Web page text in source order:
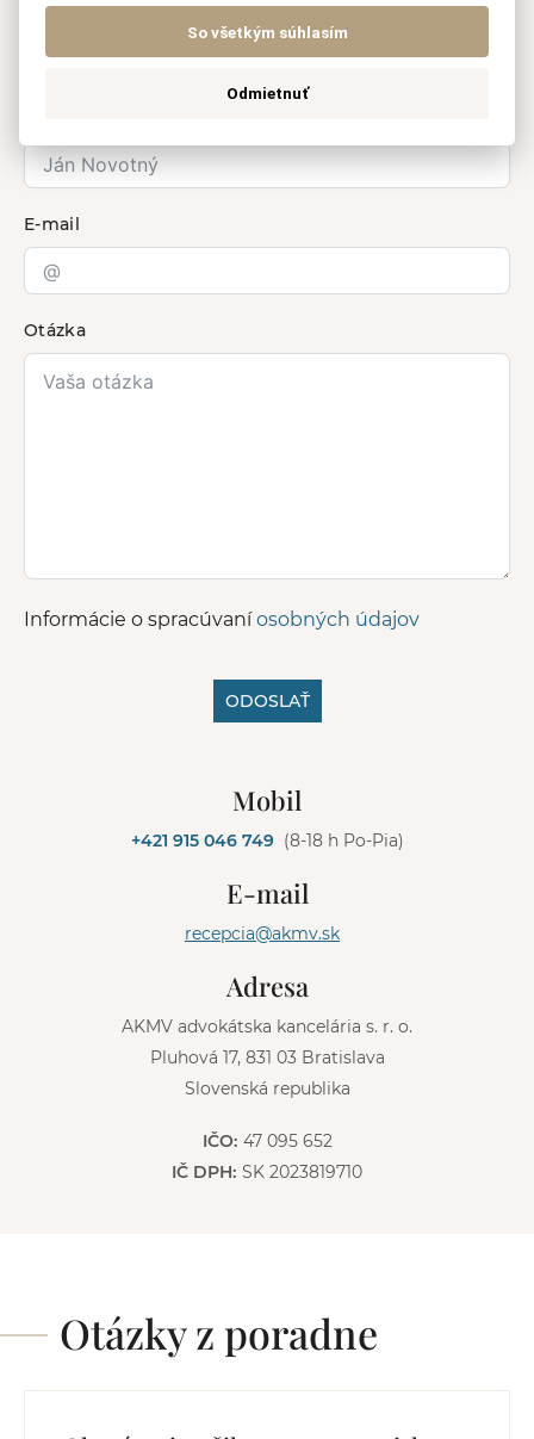
Kontaktujte nás
E-mail
Otázka
Informácie o spracúvaníosobných údajov
ODOSLAŤ
Mobil
+421 915 046 749 (8-18 h Po-Pia)
E-mail
recepcia@akmv.sk
Adresa
AKMV advokátska kancelária s. r. o.
Pluhová 17, 831 03 Bratislava
Slovenská republika
IČO: 47 095 652
IČ DPH: SK 2023819710
Otázky z poradne
So všetkým súhlasím
Odmietnuť